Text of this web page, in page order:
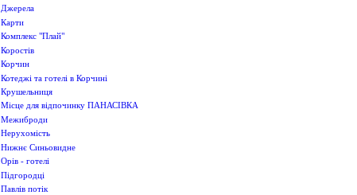
Джерела
Карти
Комплекс "Плай"
Коростів
Корчин
Котеджі та готелі в Корчині
Крушельниця
Місце для відпочинку ПАНАСІВКА
Межиброди
Нерухомість
Нижнє Синьовидне
Орів - готелі
Підгородці
Павлів потік